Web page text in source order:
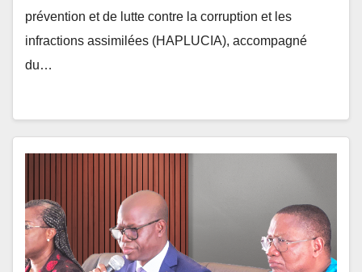
prévention et de lutte contre la corruption et les
infractions assimilées (HAPLUCIA), accompagné
du…